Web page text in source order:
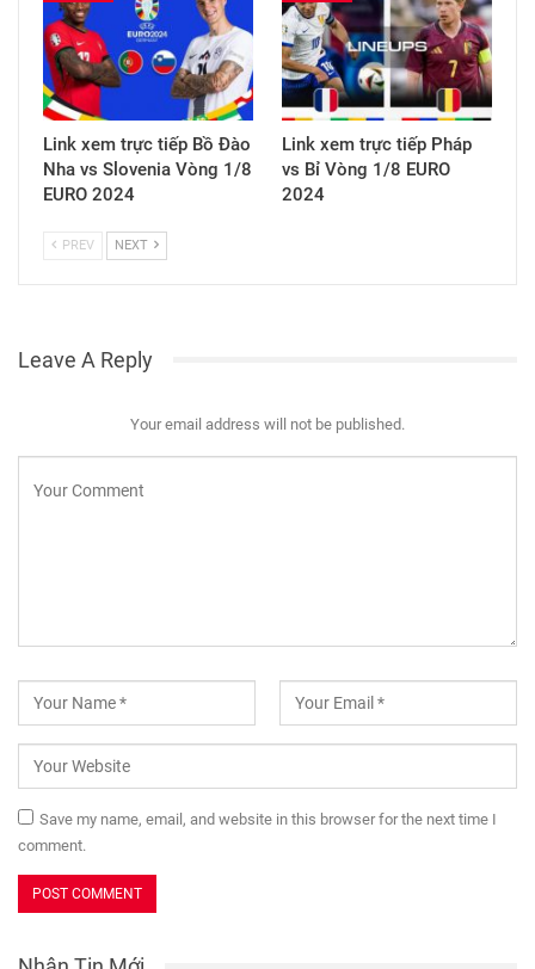
Link xem trực tiếp Bồ Đào
Nha vs Slovenia Vòng 1/8
EURO 2024
Link xem trực tiếp Pháp
vs Bỉ Vòng 1/8 EURO
2024
PREV NEXT
Leave A Reply
Your email address will not be published.
Save my name, email, and website in this browser for the next time I
comment.